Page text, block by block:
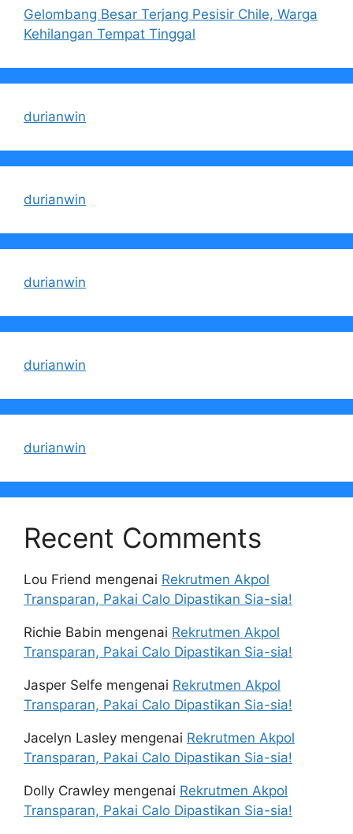
Gelombang Besar Terjang Pesisir Chile, Warga
Kehilangan Tempat Tinggal
durianwin
durianwin
durianwin
durianwin
durianwin
Recent Comments
Lou Friend mengenai Rekrutmen Akpol
Transparan, Pakai Calo Dipastikan Sia-sia!
Richie Babin mengenai Rekrutmen Akpol
Transparan, Pakai Calo Dipastikan Sia-sia!
Jasper Selfe mengenai Rekrutmen Akpol
Transparan, Pakai Calo Dipastikan Sia-sia!
Jacelyn Lasley mengenai Rekrutmen Akpol
Transparan, Pakai Calo Dipastikan Sia-sia!
Dolly Crawley mengenai Rekrutmen Akpol
Transparan, Pakai Calo Dipastikan Sia-sia!